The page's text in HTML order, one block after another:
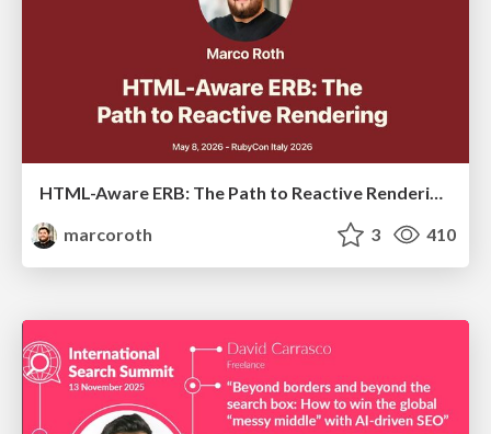
marcoroth
3 410